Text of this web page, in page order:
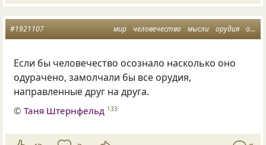
мир человечество мысли орудия одурачивание
#1921107
Если бы человечество осознало насколько оно
одурачено, замолчали бы все орудия,
направленные друг на друга.
©Таня Штернфельд 133